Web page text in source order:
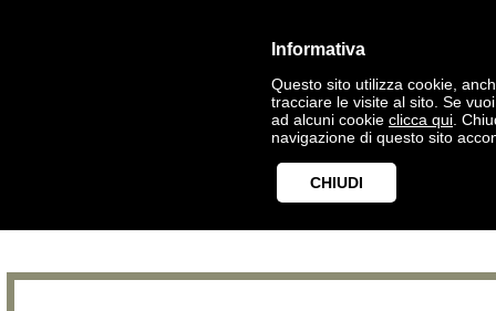
Informativa
Questo sito utilizza cookie,
tracciare le visite al sito. Se
ad alcuni cookie clicca qui .
navigazione di questo sito
CHIUDI